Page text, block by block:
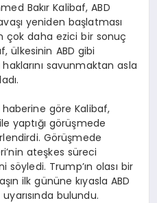
Bakır Kalibaf, ABD
yeniden başlatması
çok daha ezici bir sonuç
ülkesinin ABD gibi
savunmaktan asla
göre Kalibaf,
yaptığı görüşmede
Görüşmede
ateşkes süreci
Trump’ın olası bir
ilk gününe kıyasla ABD
bulundu.